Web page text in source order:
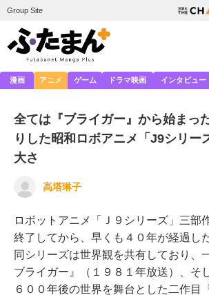
Group Site
漫画 アニメ ゲーム ドラマ映画 インタビュー
全ては『ブライガー』から始まっ
りした昭和ロボアニメ「J9シリー
大さ
高塔琳子
ロボットアニメ「Ｊ９シリーズ」三部
終了してから、早くも４０年が経過し
同シリーズは世界観を共有しており、
ブライガー』（１９８１年放送）、そ
６００年後の世界を舞台とした二作目